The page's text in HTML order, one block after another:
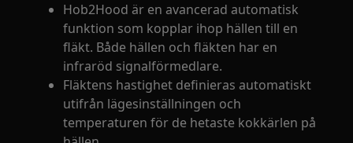
Hob2Hood är en avancerad automatisk
funktion som kopplar ihop hällen till en
fläkt. Både hällen och fläkten har en
infraröd signalförmedlare.
Fläktens hastighet definieras automatiskt
utifrån lägesinställningen och
temperaturen för de hetaste kokkärlen på